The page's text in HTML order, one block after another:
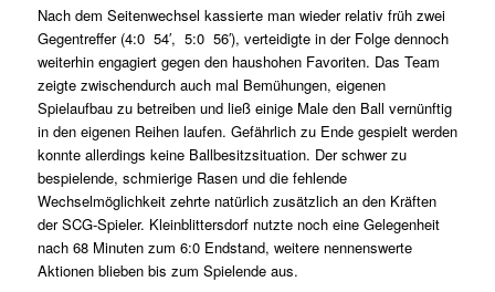
Nach dem Seitenwechsel kassierte man wieder relativ früh zwei
Gegentreffer (4:0 54′, 5:0 56′), verteidigte in der Folge dennoch
weiterhin engagiert gegen den haushohen Favoriten. Das Team
zeigte zwischendurch auch mal Bemühungen, eigenen
Spielaufbau zu betreiben und ließ einige Male den Ball vernünftig
in den eigenen Reihen laufen. Gefährlich zu Ende gespielt werden
konnte allerdings keine Ballbesitzsituation. Der schwer zu
bespielende, schmierige Rasen und die fehlende
Wechselmöglichkeit zehrte natürlich zusätzlich an den Kräften
der SCG-Spieler. Kleinblittersdorf nutzte noch eine Gelegenheit
nach 68 Minuten zum 6:0 Endstand, weitere nennenswerte
Aktionen blieben bis zum Spielende aus.